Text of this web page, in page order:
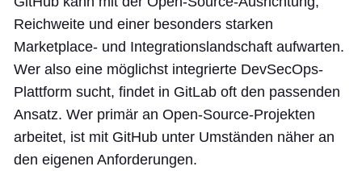
Reichweite und einer besonders starken
Marketplace- und Integrationslandschaft aufwarten.
Wer also eine möglichst integrierte DevSecOps-
Plattform sucht, findet in GitLab oft den passenden
Ansatz. Wer primär an Open-Source-Projekten
arbeitet, ist mit GitHub unter Umständen näher an
den eigenen Anforderungen.